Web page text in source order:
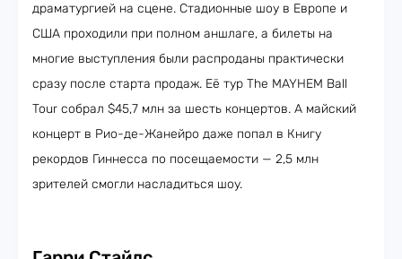
драматургией на сцене. Стадионные шоу в Европе и
США проходили при полном аншлаге, а билеты на
многие выступления были распроданы практически
сразу после старта продаж. Её тур The MAYHEM Ball
Tour собрал $45,7 млн за шесть концертов. А майский
концерт в Рио-де-Жанейро даже попал в Книгу
рекордов Гиннесса по посещаемости — 2,5 млн
зрителей смогли насладиться шоу.